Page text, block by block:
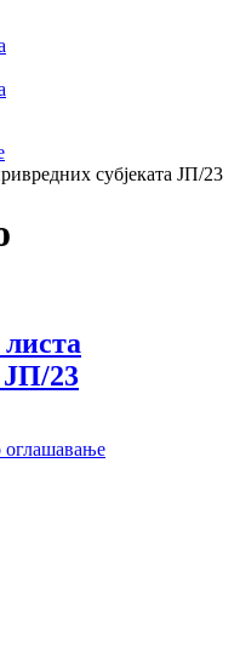
субјеката ЈП/23
ЈП/23
оглашавање